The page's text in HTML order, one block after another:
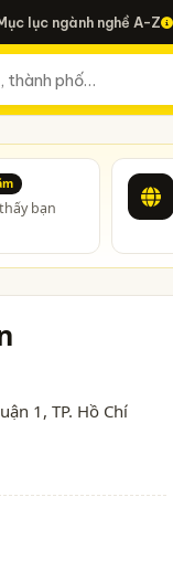
lục ngành nghề A-Z
bạn
1, TP. Hồ Chí